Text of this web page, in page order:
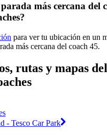
más cercana del
para ver tu ubicación en un
más cercana del coach 45.
rutas y mapas
- Tesco Car Park